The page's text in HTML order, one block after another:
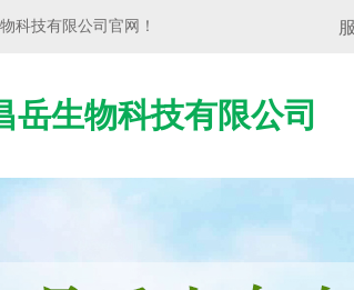
科技有限公司 官网！
岳生物科技有限公司